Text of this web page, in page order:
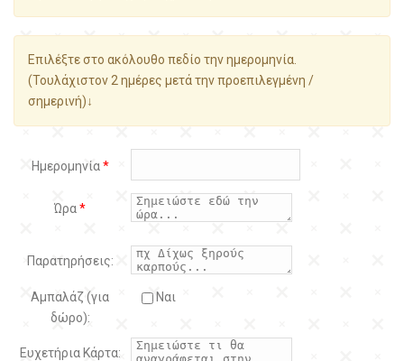
Επιλέξτε στο ακόλουθο πεδίο την ημερομηνία.
(Τουλάχιστον 2 ημέρες μετά την προεπιλεγμένη /
σημερινή)↓
Ημερομηνία*
Ώρα*
Παρατηρήσεις:
Αμπαλάζ (για
δώρο):
Ναι
Ευχετήρια Κάρτα: